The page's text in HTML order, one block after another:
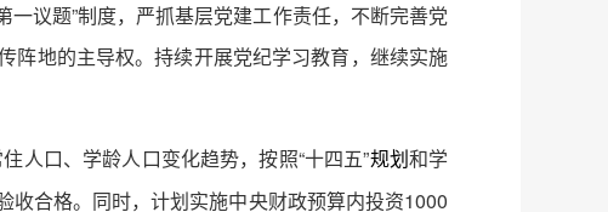
议题”制度，严抓基层党建工作责任，不断完善党
阵地的主导权。持续开展党纪学习教育，继续实施
人口、学龄人口变化趋势，按照“十四五”规划 和学
合格。同时，计划实施中央财政预算内投资1000